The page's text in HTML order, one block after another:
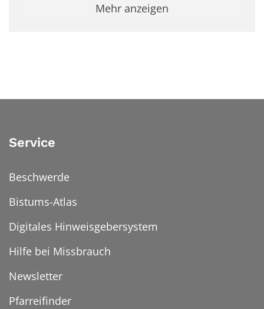
Mehr anzeigen
Service
Beschwerde
Bistums-Atlas
Digitales Hinweisgebersystem
Hilfe bei Missbrauch
Newsletter
Pfarreifinder